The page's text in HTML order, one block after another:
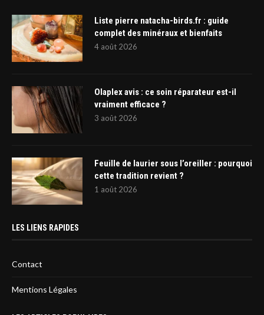
Liste pierre natacha-birds.fr : guide
complet des minéraux et bienfaits
4 août 2026
Olaplex avis : ce soin réparateur est-il
vraiment efficace ?
3 août 2026
Feuille de laurier sous l’oreiller : pourquoi
cette tradition revient ?
1 août 2026
LES LIENS RAPIDES
Contact
Mentions Légales